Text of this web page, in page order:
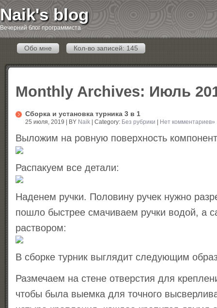
Naik's blog
Вечерний блог программиста
Обо мне Кол-во записей: 145
Monthly Archives: Июль
Сборка и установка турника 3 в 1
25 июля, 2019 | BY Naik | Category: Без рубрики Нет комментариев»
Выложим на ровную поверхность
Распакуем все детали:
Наденем ручки. Половину ручек нужно
пошло быстрее смачиваем ручки водой, а
раствором:
В сборке турник выглядит следующим
Размечаем на стене отверстия для
чтобы была выемка для точного